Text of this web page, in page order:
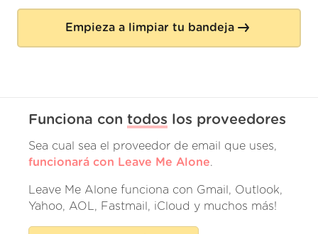
Empieza a limpiar tu bandeja
Funciona con todos los proveedores
Sea cual sea el proveedor de email que uses,
funcionará con Leave Me Alone.
Leave Me Alone funciona con Gmail, Outlook,
Yahoo, AOL, Fastmail, iCloud y muchos más!